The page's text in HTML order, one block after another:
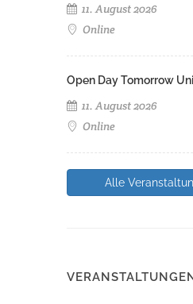
11. August 2026
Online
Open Day Tomorrow
11. August 2026
Online
Alle